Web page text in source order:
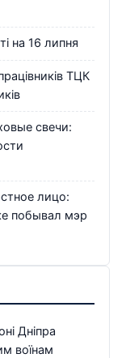
на 16 липня
ТЦК
свечи:
лицо:
побывал мэр
Дніпра
воїнам